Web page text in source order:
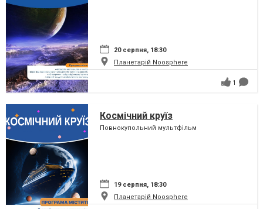
20 серпня, 18:30
Планетарій Noosphere
1
Космічний круїз
Повнокупольний мультфільм
19 серпня, 18:30
Планетарій Noosphere